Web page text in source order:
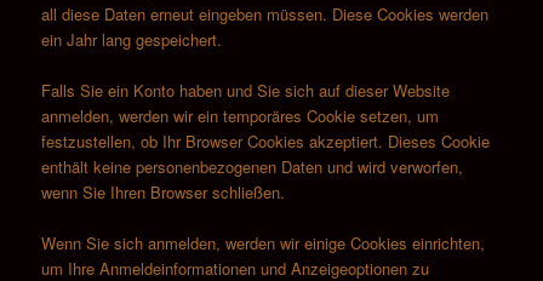
all diese Daten erneut eingeben müssen. Diese Cookies werden
ein Jahr lang gespeichert.
Falls Sie ein Konto haben und Sie sich auf dieser Website
anmelden, werden wir ein temporäres Cookie setzen, um
festzustellen, ob Ihr Browser Cookies akzeptiert. Dieses Cookie
enthält keine personenbezogenen Daten und wird verworfen,
wenn Sie Ihren Browser schließen.
Wenn Sie sich anmelden, werden wir einige Cookies einrichten,
um Ihre Anmeldeinformationen und Anzeigeoptionen zu